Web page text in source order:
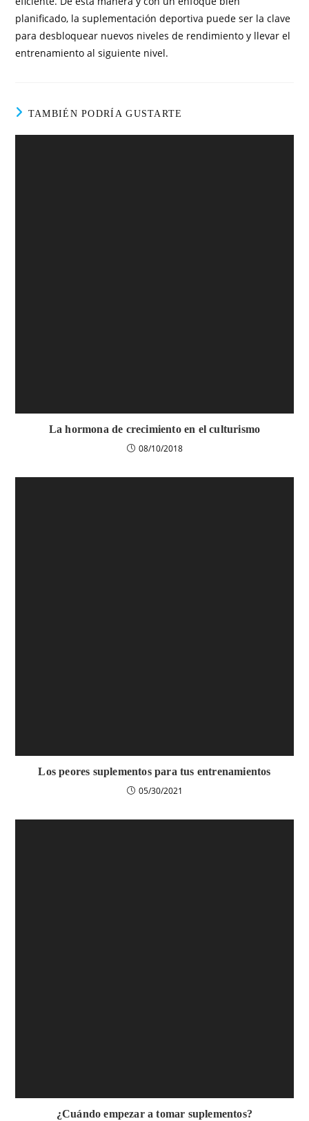
planificado, la suplementación deportiva puede ser la clave
para desbloquear nuevos niveles de rendimiento y llevar el
entrenamiento al siguiente nivel.
TAMBIÉN PODRÍA GUSTARTE
La hormona de crecimiento en el culturismo
08/10/2018
Los peores suplementos para tus entrenamientos
05/30/2021
¿Cuándo empezar a tomar suplementos?